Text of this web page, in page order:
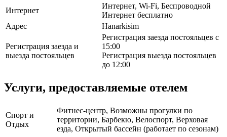
Интернет
Интернет, Wi-Fi, Беспроводной
Интернет бесплатно
Адрес
Hanarkisim
Регистрация заезда и
выезда постояльцев
Регистрация заезда постояльцев с
15:00
Регистрация выезда постояльцев
до 12:00
Услуги, предоставляемые отелем
Спорт и
Отдых
Фитнес-центр, Возможны прогулки по
территории, Барбекю, Велоспорт, Верховая
езда, Открытый бассейн (работает по сезонам)